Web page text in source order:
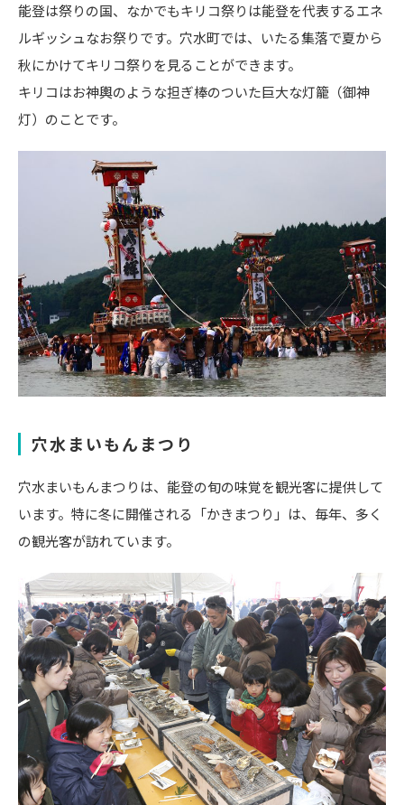
能登は祭りの国、なかでもキリコ祭りは能登を代表するエネ
ルギッシュなお祭りです。穴水町では、いたる集落で夏から
秋にかけてキリコ祭りを見ることができます。
キリコはお神輿のような担ぎ棒のついた巨大な灯籠（御神
灯）のことです。
穴水まいもんまつり
穴水まいもんまつりは、能登の旬の味覚を観光客に提供して
います。特に冬に開催される「かきまつり」は、毎年、多く
の観光客が訪れています。